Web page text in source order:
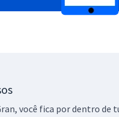
você fica por dentro de